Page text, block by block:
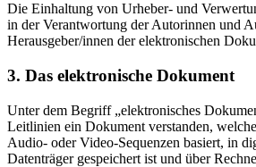
Die Einhaltung von Urheber- und
in der Verantwortung der Autorinnen und
Herausgeber/innen der elektronischen
3. Das elektronische Dokument
Unter dem Begriff „elektronisches
Leitlinien ein Dokument verstanden,
Audio- oder Video-Sequenzen basiert, in
Datenträger gespeichert ist und über